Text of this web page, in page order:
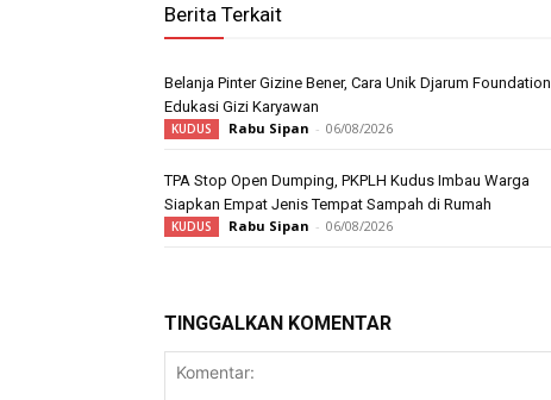
Berita Terkait
Belanja Pinter Gizine Bener, Cara Unik Djarum Foundation
Edukasi Gizi Karyawan
KUDUS Rabu Sipan - 06/08/2026
TPA Stop Open Dumping, PKPLH Kudus Imbau Warga
Siapkan Empat Jenis Tempat Sampah di Rumah
KUDUS Rabu Sipan - 06/08/2026
TINGGALKAN KOMENTAR